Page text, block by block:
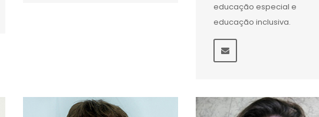
educação especial e
educação inclusiva.